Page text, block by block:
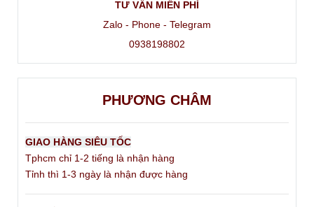
TƯ VẤN MIỄN PHÍ
Zalo - Phone - Telegram
0938198802
PHƯƠNG CHÂM
GIAO HÀNG SIÊU TỐC
Tphcm chỉ 1-2 tiếng là nhận hàng
Tỉnh thì 1-3 ngày là nhận được hàng